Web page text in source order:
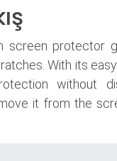
screen protector
With its
without
it from the